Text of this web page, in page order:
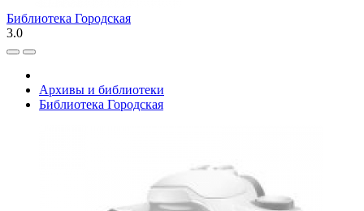
Библиотека Городская
3.0
Архивы и библиотеки
Библиотека Городская